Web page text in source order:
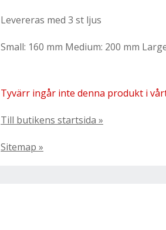
Levereras med 3 st ljus
Small: 160 mm Medium: 200 mm
Tyvärr ingår inte denna produkt i
Till butikens startsida »
Sitemap »